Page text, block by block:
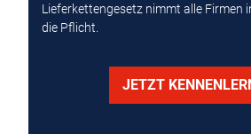
Lieferkettengesetz nimmt alle Firmen
die Pflicht.
JETZT